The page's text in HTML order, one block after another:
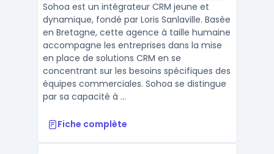
Sohoa est un intégrateur CRM jeune et
dynamique, fondé par Loris Sanlaville. Basée
en Bretagne, cette agence à taille humaine
accompagne les entreprises dans la mise
en place de solutions CRM en se
concentrant sur les besoins spécifiques des
équipes commerciales. Sohoa se distingue
par sa capacité à ...
Fiche complète